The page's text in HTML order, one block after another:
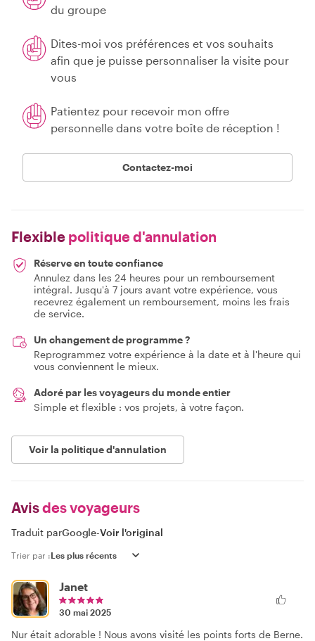
du groupe
Dites-moi vos préférences et vos souhaits
afin que je puisse personnaliser la visite pour
vous
Patientez pour recevoir mon offre
personnelle dans votre boîte de réception !
Contactez-moi
Flexible politique d'annulation
Réserve en toute confiance
Annulez dans les 24 heures pour un remboursement
intégral. Jusqu'à 7 jours avant votre expérience, vous
recevrez également un remboursement, moins les frais
de service.
Un changement de programme ?
Reprogrammez votre expérience à la date et à l'heure qui
vous conviennent le mieux.
Adoré par les voyageurs du monde entier
Simple et flexible : vos projets, à votre façon.
Voir la politique d'annulation
Avisdes voyageurs
Traduit parGoogle-Voir l'original
Trier par :
Janet
30 mai 2025
Nur était adorable ! Nous avons visité les points forts de Berne.